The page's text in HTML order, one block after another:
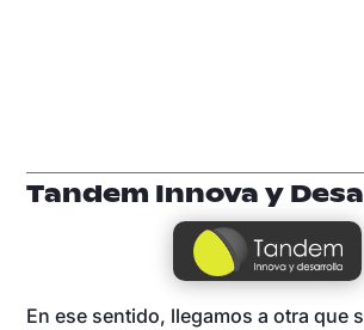
Tandem Innova y
En ese sentido, llegamos a otra que